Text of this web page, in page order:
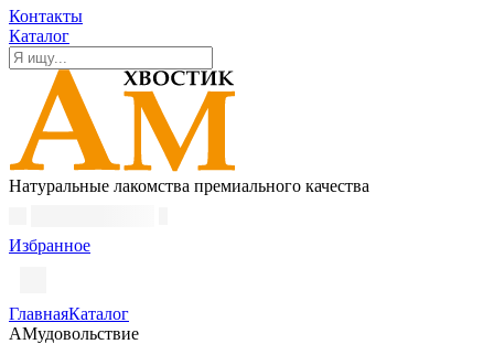
Контакты
Каталог
Натуральные лакомства премиального качества
Избранное
ГлавнаяКаталог
АМудовольствие